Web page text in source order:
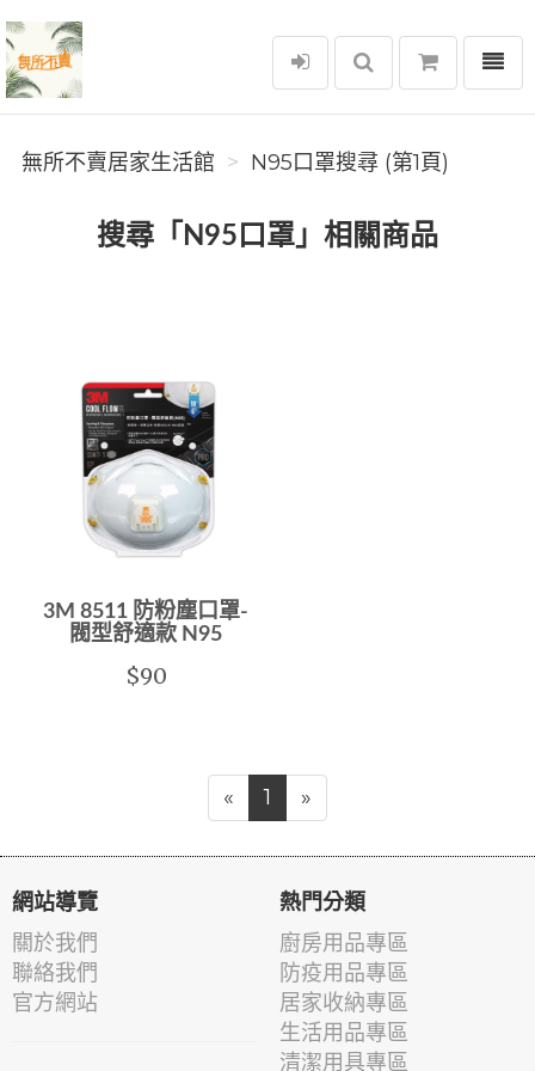
無所不賣居家生活館
選單
無所不賣居家生活館 N95口罩搜尋 (第1頁)
搜尋「N95口罩」相關商品
3M 8511 防粉塵口罩-
閥型舒適款 N95
$90
« 1 »
網站導覽
關於我們
聯絡我們
官方網站
熱門分類
廚房用品專區
防疫用品專區
居家收納專區
生活用品專區
清潔用具專區